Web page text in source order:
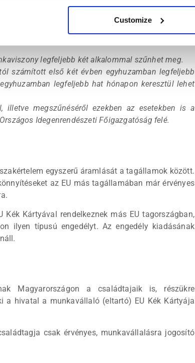
Customize
korlátlan számú. Az EU Kék kártyát a hivatal
áll munkaviszonyban vagy, túl gyakran vált
legfeljebb két alkalommal szűnhet meg.
számított első két évben egyhuzamban legfeljebb
legfeljebb hat hónapon keresztül lehet
illetve megszűnéséről ezekben az esetekben is a
Idegenrendészeti Főigazgatóság felé.
egyszerű áramlását a tagállamok között.
az EU más tagállamában már érvényes
Kártyával rendelkeznek más EU tagországban,
ilyen típusú engedélyt. Az engedély kiadásának
Magyarországon a családtajaik is, részükre
a hivatal a munkavállaló (eltartó) EU Kék Kártyája
csak érvényes, munkavállalásra jogosító